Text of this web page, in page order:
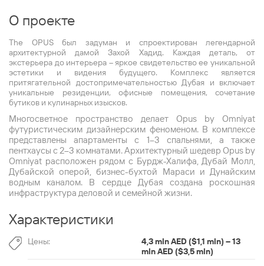
О проекте
The OPUS был задуман и спроектирован легендарной
архитектурной дамой Захой Хадид. Каждая деталь, от
экстерьера до интерьера – яркое свидетельство ее уникальной
эстетики и видения будущего. Комплекс является
притягательной достопримечательностью Дубая и включает
уникальные резиденции, офисные помещения, сочетание
бутиков и кулинарных изысков.
Многосветное пространство делает Opus by Omniyat
футуристическим дизайнерским феноменом. В комплексе
представлены апартаменты с 1–3 спальнями, а также
пентхаусы с 2–3 комнатами. Архитектурный шедевр Opus by
Omniyat расположен рядом с Бурдж-Халифа, Дубай Молл,
Дубайской оперой, бизнес-бухтой Мараси и Дунайским
водным каналом. В сердце Дубая создана роскошная
инфраструктура деловой и семейной жизни.
Характеристики
Цены:
4,3 mln AED ($1,1 mln) – 13
mln AED ($3,5 mln)